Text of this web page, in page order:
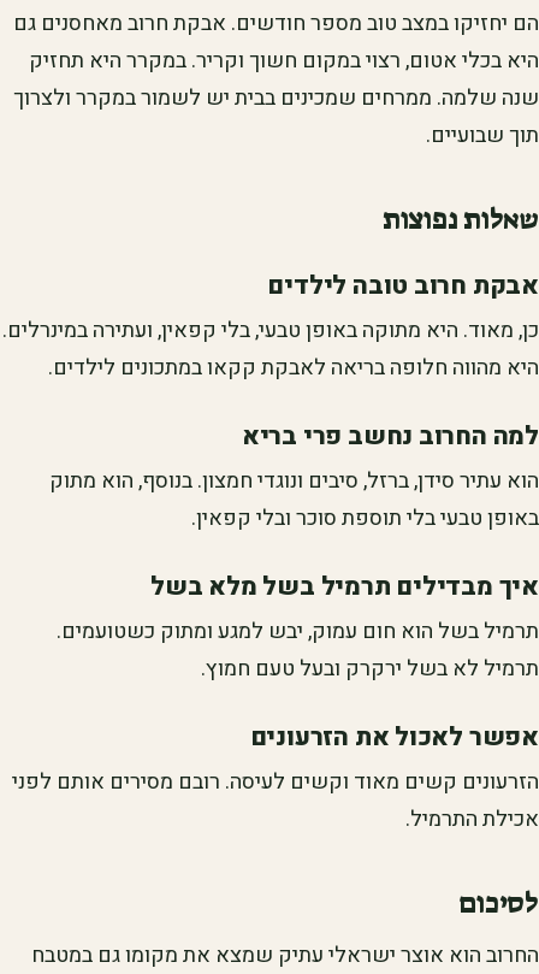
הם יחזיקו במצב טוב מספר חודשים. אבקת חרוב מאחסנים גם
היא בכלי אטום, רצוי במקום חשוך וקריר. במקרר היא תחזיק
שנה שלמה. ממרחים שמכינים בבית יש לשמור במקרר ולצרוך
תוך שבועיים.
שאלות נפוצות
אבקת חרוב טובה לילדים
כן, מאוד. היא מתוקה באופן טבעי, בלי קפאין, ועתירה במינרלים.
היא מהווה חלופה בריאה לאבקת קקאו במתכונים לילדים.
למה החרוב נחשב פרי בריא
הוא עתיר סידן, ברזל, סיבים ונוגדי חמצון. בנוסף, הוא מתוק
באופן טבעי בלי תוספת סוכר ובלי קפאין.
איך מבדילים תרמיל בשל מלא בשל
תרמיל בשל הוא חום עמוק, יבש למגע ומתוק כשטועמים.
תרמיל לא בשל ירקרק ובעל טעם חמוץ.
אפשר לאכול את הזרעונים
הזרעונים קשים מאוד וקשים לעיסה. רובם מסירים אותם לפני
אכילת התרמיל.
לסיכום
החרוב הוא אוצר ישראלי עתיק שמצא את מקומו גם במטבח